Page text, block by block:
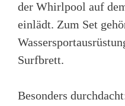
der Whirlpool auf
einlädt. Zum Set
Surfbrett.
Besonders